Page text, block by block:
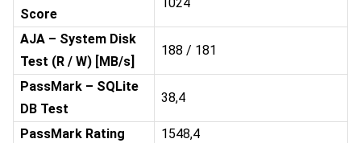
Score
1024
AJA – System Disk
Test (R / W) [MB/s]
188 / 181
PassMark – SQLite
DB Test
38,4
PassMark Rating
1548,4